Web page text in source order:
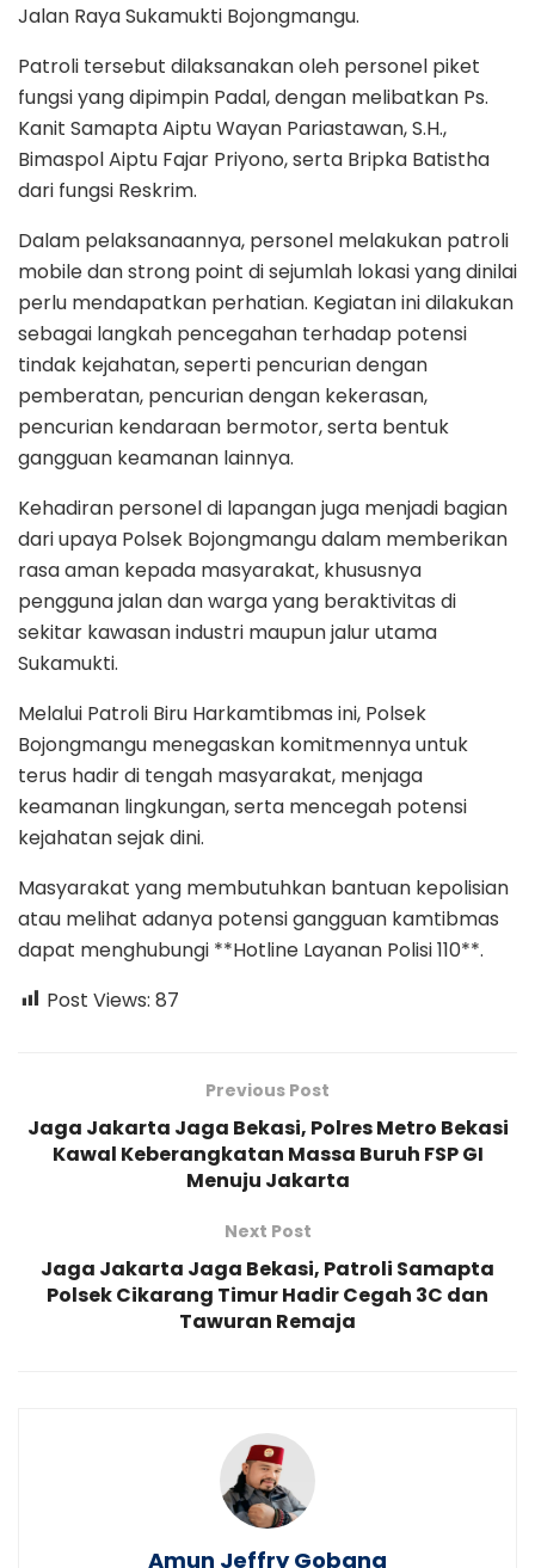
Jalan Raya Sukamukti Bojongmangu.
Patroli tersebut dilaksanakan oleh personel piket
fungsi yang dipimpin Padal, dengan melibatkan Ps.
Kanit Samapta Aiptu Wayan Pariastawan, S.H.,
Bimaspol Aiptu Fajar Priyono, serta Bripka Batistha
dari fungsi Reskrim.
Dalam pelaksanaannya, personel melakukan patroli
mobile dan strong point di sejumlah lokasi yang dinilai
perlu mendapatkan perhatian. Kegiatan ini dilakukan
sebagai langkah pencegahan terhadap potensi
tindak kejahatan, seperti pencurian dengan
pemberatan, pencurian dengan kekerasan,
pencurian kendaraan bermotor, serta bentuk
gangguan keamanan lainnya.
Kehadiran personel di lapangan juga menjadi bagian
dari upaya Polsek Bojongmangu dalam memberikan
rasa aman kepada masyarakat, khususnya
pengguna jalan dan warga yang beraktivitas di
sekitar kawasan industri maupun jalur utama
Sukamukti.
Melalui Patroli Biru Harkamtibmas ini, Polsek
Bojongmangu menegaskan komitmennya untuk
terus hadir di tengah masyarakat, menjaga
keamanan lingkungan, serta mencegah potensi
kejahatan sejak dini.
Masyarakat yang membutuhkan bantuan kepolisian
atau melihat adanya potensi gangguan kamtibmas
dapat menghubungi **Hotline Layanan Polisi 110**.
Post Views: 87
Previous Post
Jaga Jakarta Jaga Bekasi, Polres Metro Bekasi
Kawal Keberangkatan Massa Buruh FSP GI
Menuju Jakarta
Next Post
Jaga Jakarta Jaga Bekasi, Patroli Samapta
Polsek Cikarang Timur Hadir Cegah 3C dan
Tawuran Remaja
Amun Jeffry Gobang